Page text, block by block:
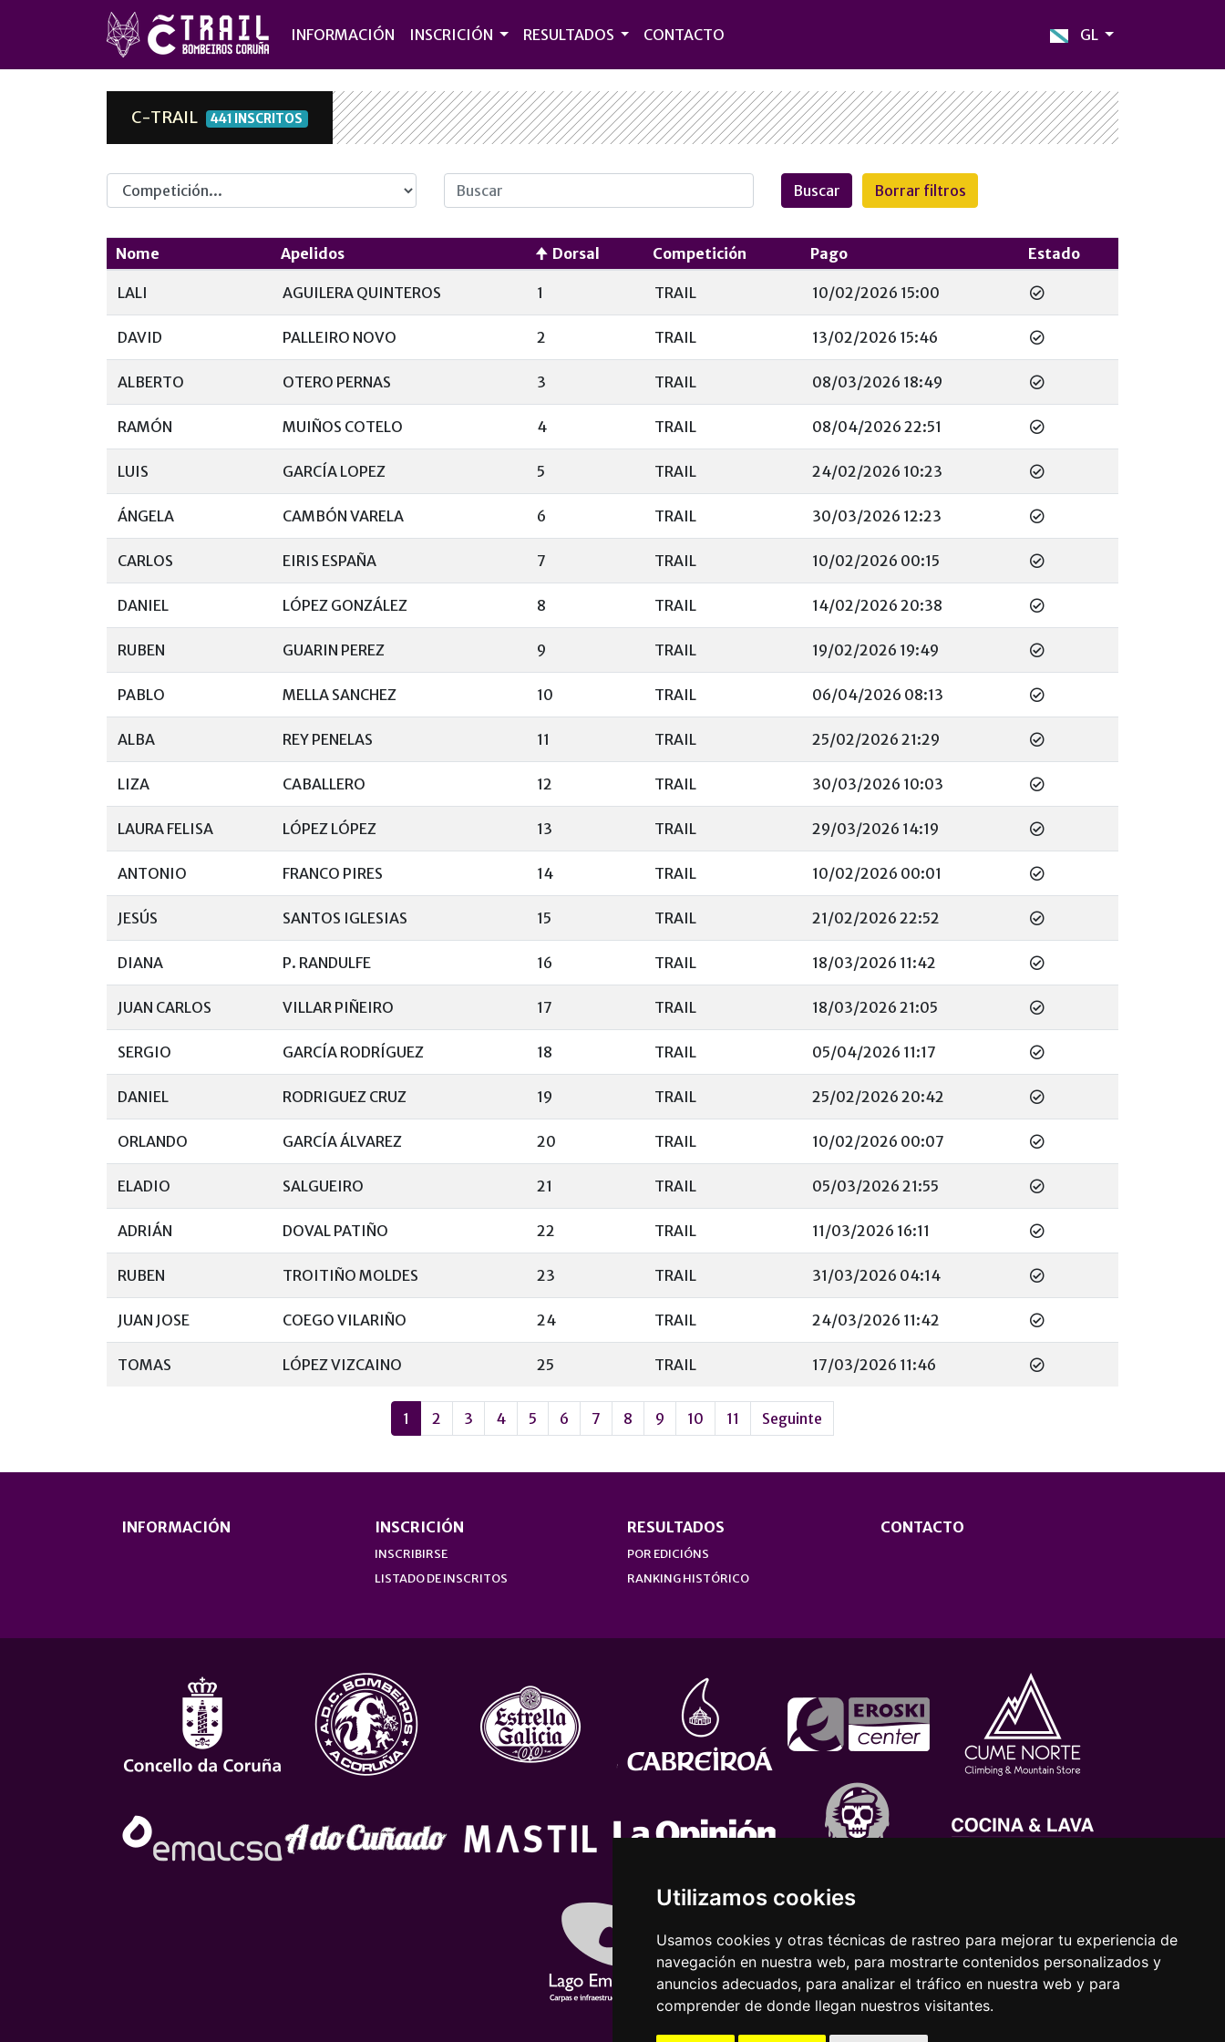
Utilizamos cookies
Usamos cookies y otras técnicas de rastreo para mejorar tu experiencia de
navegación en nuestra web, para mostrarte contenidos personalizados y
anuncios adecuados, para analizar el tráfico en nuestra web y para
comprender de donde llegan nuestros visitantes.
INFORMACIÓN INSCRICIÓN RESULTADOS CONTACTO GL
C-TRAIL 441 INSCRITOS
Competicion
Nome Apelidos Dorsal Competición Pago Estado
LALI AGUILERA QUINTEROS 1 TRAIL 10/02/2026 15:00
DAVID PALLEIRO NOVO 2 TRAIL 13/02/2026 15:46
ALBERTO OTERO PERNAS 3 TRAIL 08/03/2026 18:49
RAMÓN MUIÑOS COTELO 4 TRAIL 08/04/2026 22:51
LUIS GARCÍA LOPEZ 5 TRAIL 24/02/2026 10:23
ÁNGELA CAMBÓN VARELA 6 TRAIL 30/03/2026 12:23
CARLOS EIRIS ESPAÑA 7 TRAIL 10/02/2026 00:15
DANIEL LÓPEZ GONZÁLEZ 8 TRAIL 14/02/2026 20:38
RUBEN GUARIN PEREZ 9 TRAIL 19/02/2026 19:49
PABLO MELLA SANCHEZ 10 TRAIL 06/04/2026 08:13
ALBA REY PENELAS 11 TRAIL 25/02/2026 21:29
LIZA CABALLERO 12 TRAIL 30/03/2026 10:03
LAURA FELISA LÓPEZ LÓPEZ 13 TRAIL 29/03/2026 14:19
ANTONIO FRANCO PIRES 14 TRAIL 10/02/2026 00:01
JESÚS SANTOS IGLESIAS 15 TRAIL 21/02/2026 22:52
DIANA P. RANDULFE 16 TRAIL 18/03/2026 11:42
JUAN CARLOS VILLAR PIÑEIRO 17 TRAIL 18/03/2026 21:05
SERGIO GARCÍA RODRÍGUEZ 18 TRAIL 05/04/2026 11:17
DANIEL RODRIGUEZ CRUZ 19 TRAIL 25/02/2026 20:42
ORLANDO GARCÍA ÁLVAREZ 20 TRAIL 10/02/2026 00:07
ELADIO SALGUEIRO 21 TRAIL 05/03/2026 21:55
ADRIÁN DOVAL PATIÑO 22 TRAIL 11/03/2026 16:11
RUBEN TROITIÑO MOLDES 23 TRAIL 31/03/2026 04:14
JUAN JOSE COEGO VILARIÑO 24 TRAIL 24/03/2026 11:42
TOMAS LÓPEZ VIZCAINO 25 TRAIL 17/03/2026 11:46
1 2 3 4 5 6 7 8 9 10 11 Seguinte
INFORMACIÓN INSCRICIÓN
INSCRIBIRSE
LISTADO DE INSCRITOS
RESULTADOS
POR EDICIÓNS
RANKING HISTÓRICO
CONTACTO